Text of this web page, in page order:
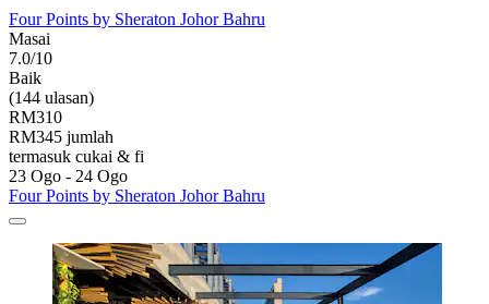
Four Points by Sheraton Johor Bahru
Masai
7.0/10
Baik
(144 ulasan)
RM310
RM345 jumlah
termasuk cukai & fi
23 Ogo - 24 Ogo
Four Points by Sheraton Johor Bahru